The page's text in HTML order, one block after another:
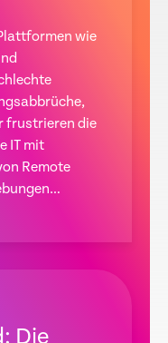
wie
frustrieren die
IT mit
Remote
Die